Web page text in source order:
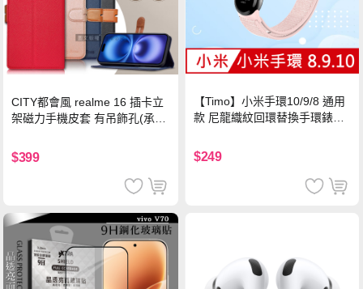
CITY都會風 realme 16 插卡立
架磁力手機皮套 有吊飾孔(承諾
$399
【Timo】小米手環10/9/8 通用
款 尼龍織紋回環替換手環錶帶-
$249